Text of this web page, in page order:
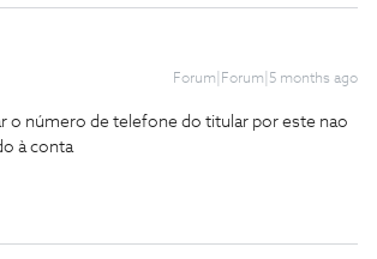
Forum|Forum|5 months ago
o número de telefone do titular por este nao
à conta